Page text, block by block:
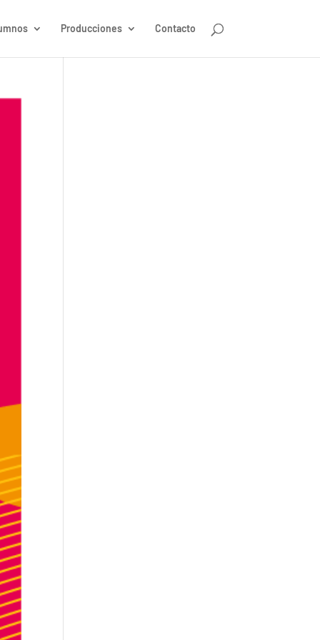
Producciones Contacto